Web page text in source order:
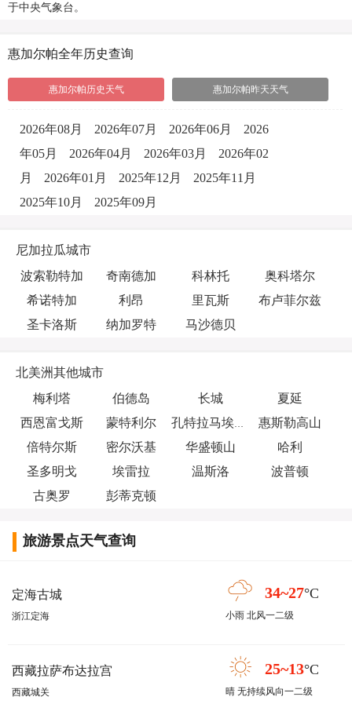
于中央气象台。
惠加尔帕全年历史查询
惠加尔帕历史天气 惠加尔帕昨天天气
2026年08月 2026年07月 2026年06月
2026
年05月
2026年04月 2026年03月
2026年02
月
2026年01月 2025年12月
2025年11月
2025年10月
2025年09月
尼加拉瓜城市
波索勒特加
奇南德加 科林托
奥科塔尔
希诺特加
利昂 里瓦斯
布卢菲尔兹
圣卡洛斯
纳加罗特 马沙德贝
北美洲其他城市
梅利塔
伯德岛 长城
夏延
西恩富戈斯
蒙特利尔 孔特拉马埃斯特雷
惠斯勒高山
倍特尔斯
密尔沃基 华盛顿山
哈利
圣多明戈
埃雷拉 温斯洛
波普顿
古奥罗
彭蒂克顿
旅游景点天气查询
定海古城
浙江定海
34~27°C
小雨 北风一二级
西藏拉萨布达拉宫
西藏城关
25~13°C
晴 无持续风向一二级